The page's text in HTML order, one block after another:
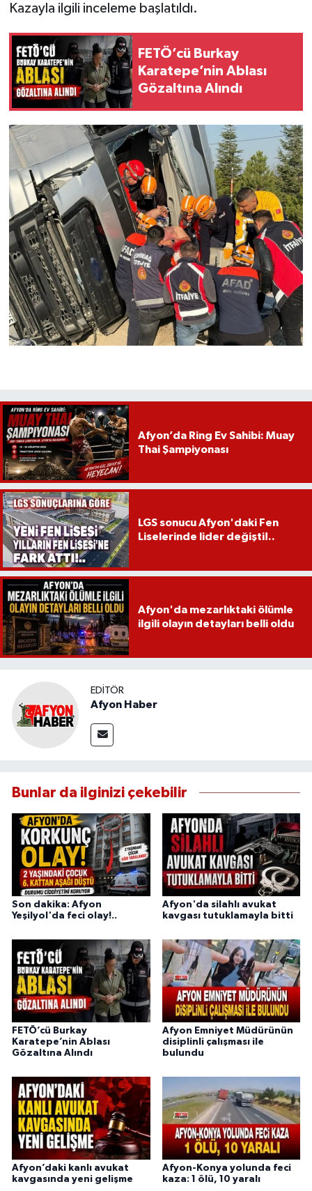
Kazayla ilgili inceleme başlatıldı.
FETÖ’cü Burkay
Karatepe’nin Ablası
Gözaltına Alındı
Afyon’da Ring Ev Sahibi: Muay
Thai Şampiyonası
LGS sonucu Afyon'daki Fen
Liselerinde lider değişti!..
Afyon'da mezarlıktaki ölümle
ilgili olayın detayları belli oldu
EDITÖR
Afyon Haber
Bunlar da ilginizi çekebilir
Son dakika: Afyon
Yeşilyol'da feci olay!..
Afyon'da silahlı avukat
kavgası tutuklamayla bitti
FETÖ’cü Burkay
Karatepe’nin Ablası
Gözaltına Alındı
Afyon Emniyet Müdürünün
disiplinli çalışması ile
bulundu
Afyon’daki kanlı avukat
kavgasında yeni gelişme
Afyon-Konya yolunda feci
kaza: 1 ölü, 10 yaralı